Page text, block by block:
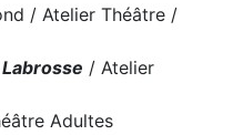
/ Atelier Théâtre /
/ Atelier
Adultes